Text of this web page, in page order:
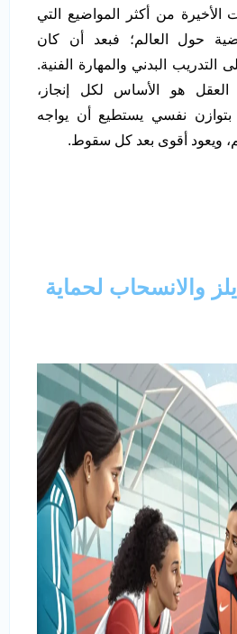
من أكثر المواضيع التي
حول العالم؛ فبعد أن كان
البدني والمهارة الفنية.
العقل هو الأساس لكل إنجاز،
بتوازن نفسي يستطيع أن يواجه
ويعود أقوى بعد كل سقوط.
والانسحاب لحماية